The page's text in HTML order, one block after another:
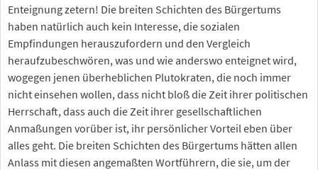
Enteignung zetern! Die breiten Schichten des Bürgertums
haben natürlich auch kein Interesse, die sozialen
Empfindungen herauszufordern und den Vergleich
heraufzubeschwören, was und wie anderswo enteignet wird,
wogegen jenen überheblichen Plutokraten, die noch immer
nicht einsehen wollen, dass nicht bloß die Zeit ihrer politischen
Herrschaft, dass auch die Zeit ihrer gesellschaftlichen
Anmaßungen vorüber ist, ihr persönlicher Vorteil eben über
alles geht. Die breiten Schichten des Bürgertums hätten allen
Anlass mit diesen angemaßten Wortführern, die sie, um der